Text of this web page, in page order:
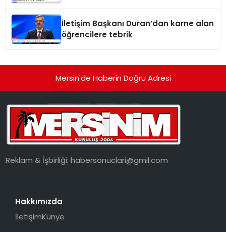
İletişim Başkanı Duran’dan karne alan
öğrencilere tebrik
Mersin'de Haberin Doğru Adresi
Reklam & İşbirliği:habersonuclari@gmil.com
Hakkımızda
İletişimKünye